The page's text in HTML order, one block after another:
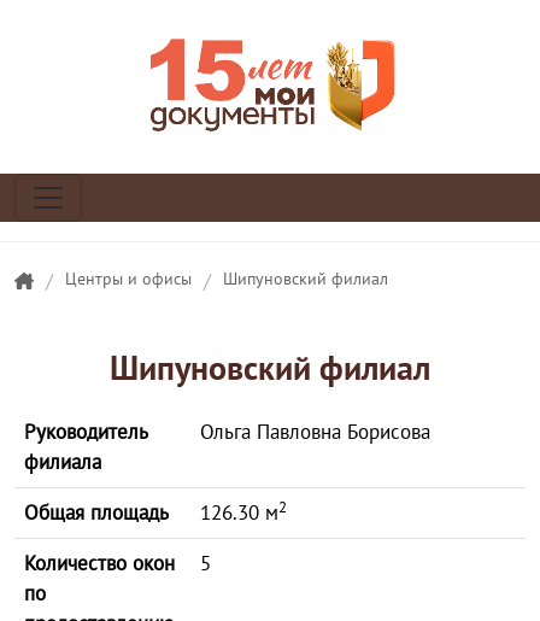
/ Центры и офисы / Шипуновский филиал
Шипуновский филиал
Руководитель
филиала
Ольга Павловна Борисова
Общая площадь 126.30 м2
Количество окон
по
5